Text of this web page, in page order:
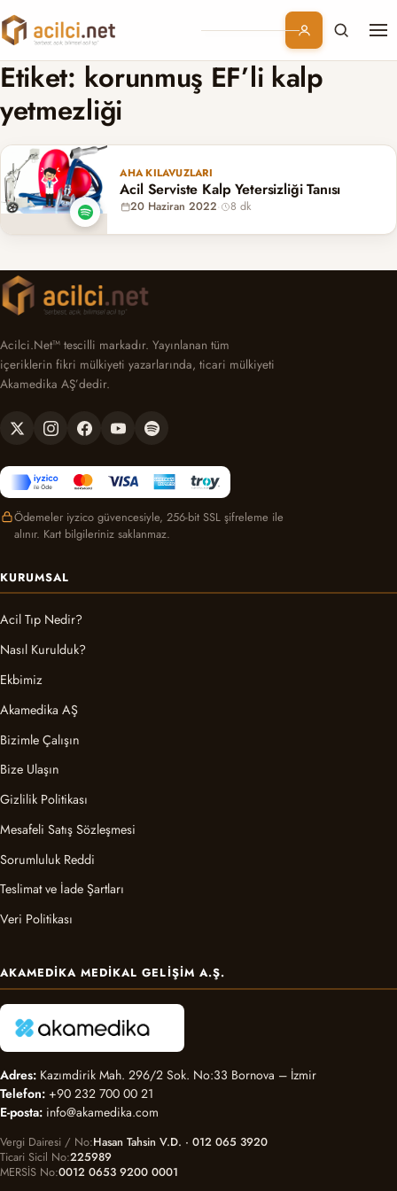
Branşlar
Abonelik
Etiket: korunmuş EF’li kalp
yetmezliği
AHA KILAVUZLARI
Acil Serviste Kalp Yetersizliği Tanısı
20 Haziran 2022· 8 dk
Acilci.Net™ tescilli markadır. Yayınlanan tüm
içeriklerin fikri mülkiyeti yazarlarında, ticari mülkiyeti
Akamedika AŞ’dedir.
Ödemeler iyzico güvencesiyle, 256-bit SSL şifreleme ile
alınır. Kart bilgileriniz saklanmaz.
KURUMSAL
Acil Tıp Nedir?
Nasıl Kurulduk?
Ekbimiz
Akamedika AŞ
Bizimle Çalışın
Bize Ulaşın
Gizlilik Politikası
Mesafeli Satış Sözleşmesi
Sorumluluk Reddi
Teslimat ve İade Şartları
Veri Politikası
AKAMEDIKA MEDIKAL GELIŞIM A.Ş.
Adres: Kazımdirik Mah. 296/2 Sok. No:33 Bornova – İzmir
Telefon: +90 232 700 00 21
E-posta: info@akamedika.com
Vergi Dairesi / No Hasan Tahsin V.D. · 012 065 3920
Ticari Sicil No 225989
MERSİS No 0012 0653 9200 0001